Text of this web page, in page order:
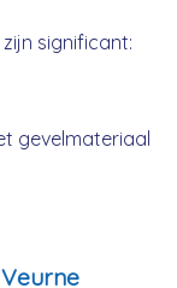
significant:
gevelmateriaal